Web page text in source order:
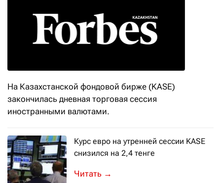
На Казахстанской фондовой бирже (KASE)
закончилась дневная торговая сессия
иностранными валютами.
Курс евро на утренней сессии KASE
снизился на 2,4 тенге
В понедельник, 7 декабря, сайт
→